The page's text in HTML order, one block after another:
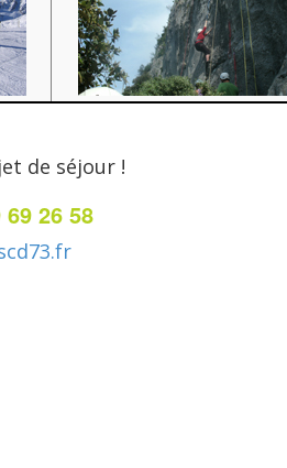
de séjour !
26 58